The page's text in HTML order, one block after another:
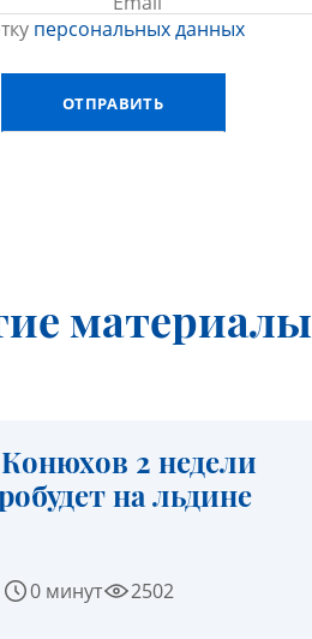
персональных данных
материалы
2 недели
на льдине
0 минут 2502